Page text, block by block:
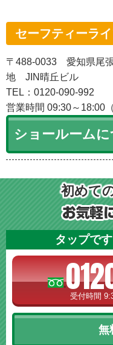
セーフティーラ
〒488-0033 愛知県尾
地 JIN晴丘ビル
TEL：0120-090-992
営業時間 09:30～18:00
ショールーム
初めて
タップで
受付時間
無